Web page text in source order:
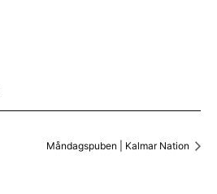
Måndagspuben | Kalmar Nation